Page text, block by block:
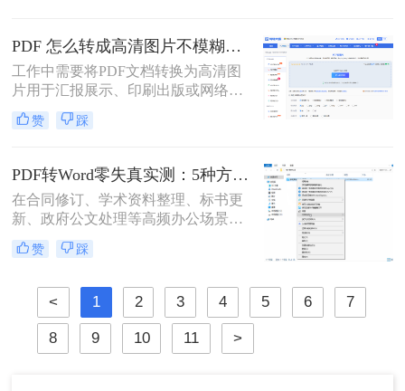
的“灵魂拷问”。
PDF 怎么转成高清图片不模糊？5种高清转换方法（2026实测指南）
工作中需要将PDF文档转换为高清图
片用于汇报展示、印刷出版或网络分
享，但转换后图片模糊不清、细节丢
失、放大后出现马赛克……这些"清
能导致重要信息无法识别。那么PDF
怎么转成高清图片不模糊呢？别再忍
受模糊图片！本文直击痛点，提供可
立即执行的高清转换方案，助您10分
钟内获得印刷级清晰度！
赞 踩
PDF转Word零失真实测：5种方法按图文复杂度的转换精度排名！
在合同修订、学术资料整理、标书更
新、政府公文处理等高频办公场景
中，将PDF精准转换为可编辑Word文
档是效率刚需，却也是“翻车”重灾
崩坏、扫描件变乱码……
赞 踩
< 1 2 3 4 5 6 7
8 9 10 11 >